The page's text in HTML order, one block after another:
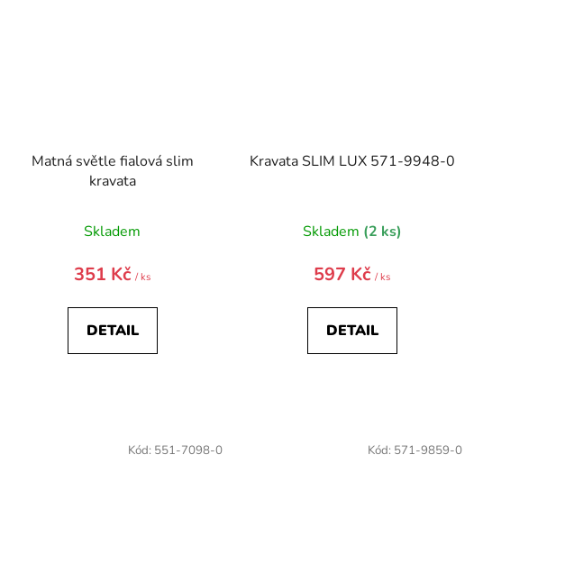
Matná světle fialová slim
kravata
Skladem
351 Kč/ ks
DETAIL
Kravata SLIM LUX 571-9948-0
Skladem (2 ks)
597 Kč/ ks
DETAIL
Kód: 551-7098-0 Kód: 571-9859-0